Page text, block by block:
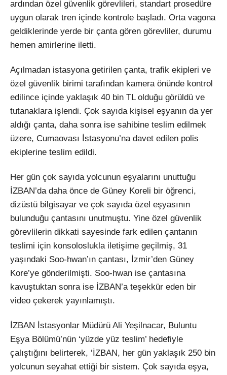
ardından özel güvenlik görevlileri, standart prosedüre
uygun olarak tren içinde kontrole başladı. Orta vagona
geldiklerinde yerde bir çanta gören görevliler, durumu
hemen amirlerine iletti.
Açılmadan istasyona getirilen çanta, trafik ekipleri ve
özel güvenlik birimi tarafından kamera önünde kontrol
edilince içinde yaklaşık 40 bin TL olduğu görüldü ve
tutanaklara işlendi. Çok sayıda kişisel eşyanın da yer
aldığı çanta, daha sonra ise sahibine teslim edilmek
üzere, Cumaovası İstasyonu’na davet edilen polis
ekiplerine teslim edildi.
Her gün çok sayıda yolcunun eşyalarını unuttuğu
İZBAN’da daha önce de Güney Koreli bir öğrenci,
dizüstü bilgisayar ve çok sayıda özel eşyasının
bulunduğu çantasını unutmuştu. Yine özel güvenlik
görevlilerin dikkati sayesinde fark edilen çantanın
teslimi için konsoloslukla iletişime geçilmiş, 31
yaşındaki Soo-hwan’ın çantası, İzmir’den Güney
Kore’ye gönderilmişti. Soo-hwan ise çantasına
kavuştuktan sonra ise İZBAN’a teşekkür eden bir
video çekerek yayınlamıştı.
İZBAN İstasyonlar Müdürü Ali Yeşilnacar, Buluntu
Eşya Bölümü’nün ‘yüzde yüz teslim’ hedefiyle
çalıştığını belirterek, ‘İZBAN, her gün yaklaşık 250 bin
yolcunun seyahat ettiği bir sistem. Çok sayıda eşya,